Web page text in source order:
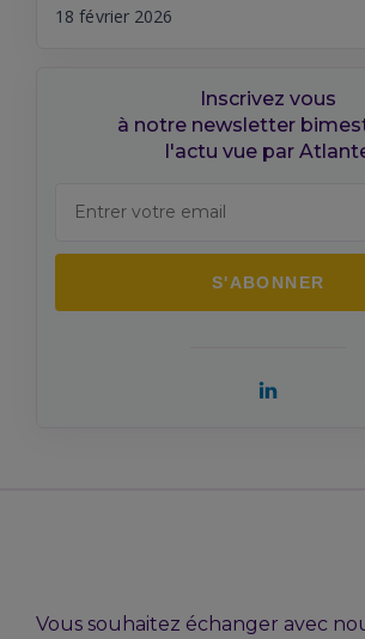
18 février 2026
Inscrivez vous
à notre newsletter
l'actu vue par
Vous souhaitez échanger avec